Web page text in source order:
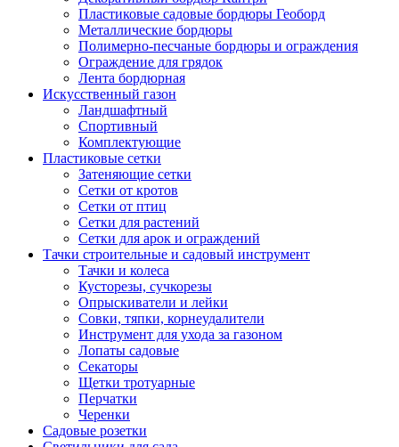
Пластиковые садовые бордюры Геоборд
Металлические бордюры
Полимерно-песчаные бордюры и ограждения
Ограждение для грядок
Лента бордюрная
Искусственный газон
Ландшафтный
Спортивный
Комплектующие
Пластиковые сетки
Затеняющие сетки
Сетки от кротов
Сетки от птиц
Сетки для растений
Сетки для арок и ограждений
Тачки строительные и садовый инструмент
Тачки и колеса
Кусторезы, сучкорезы
Опрыскиватели и лейки
Совки, тяпки, корнеудалители
Инструмент для ухода за газоном
Лопаты садовые
Секаторы
Щетки тротуарные
Перчатки
Черенки
Садовые розетки